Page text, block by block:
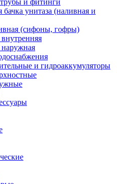
и фитинги
бачка унитаза (наливная и
(сифоны, гофры)
и гидроаккумуляторы